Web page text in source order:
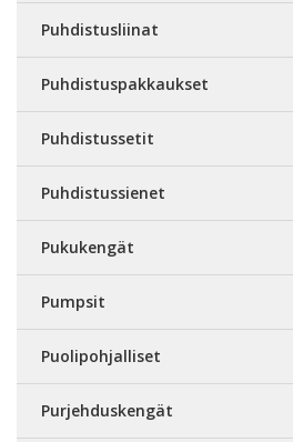
Puhdistusliinat
Puhdistuspakkaukset
Puhdistussetit
Puhdistussienet
Pukukengät
Pumpsit
Puolipohjalliset
Purjehduskengät